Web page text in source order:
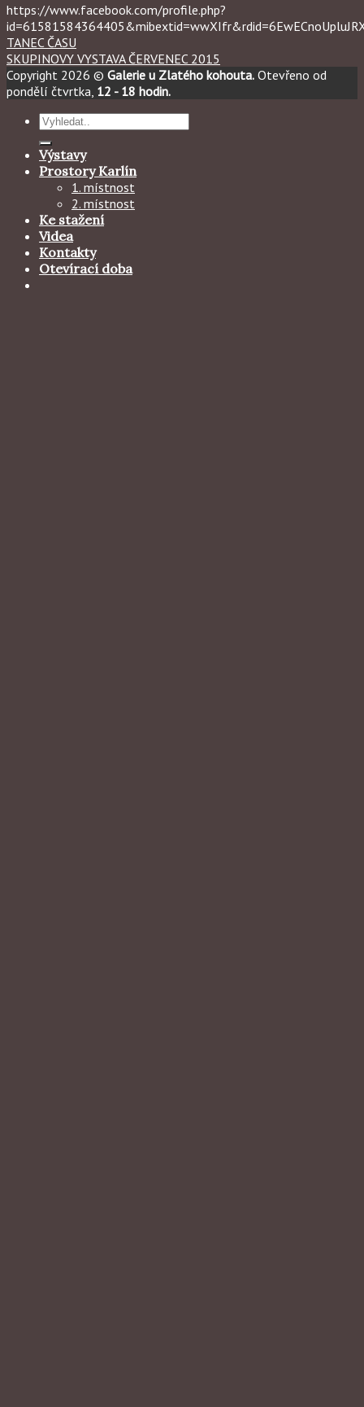
https://www.facebook.com/profile.php?
TANEC ČASU
SKUPINOVY VYSTAVA ČERVENEC 2015
Copyright 2026 © Galerie u Zlatého kohouta. Otevřeno od
pondělí čtvrtka, 12 - 18 hodin.
Hledat:
Výstavy
Prostory Karlín
1. místnost
2. místnost
Ke stažení
Videa
Kontakty
Otevírací doba